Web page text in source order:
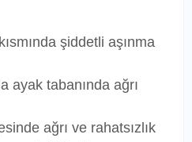
şiddetli aşınma
ayak tabanında ağrı
ağrı ve rahatsızlık